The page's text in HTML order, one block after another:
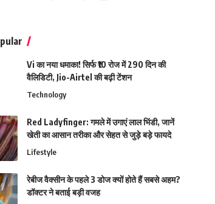
Vi का नया धमाका! सिर्फ ₹10 रोज में 290 दिन की
वैलिडिटी, Jio-Airtel की बढ़ी टेंशन
Technology
Red Ladyfinger: गमले में उगाएं लाल भिंडी, जानें
खेती का आसान तरीका और सेहत से जुड़े बड़े फायदे
Lifestyle
रेबीज वैक्सीन के पहले 3 डोज क्यों होते हैं सबसे अहम?
डॉक्टर ने बताई बड़ी वजह